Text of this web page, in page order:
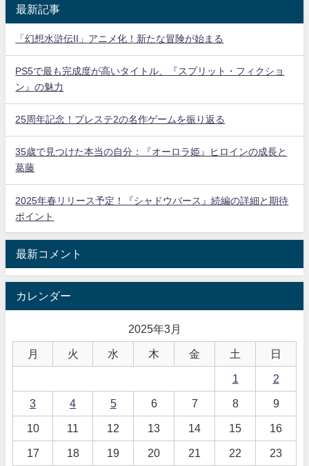
最新記事
「幻想水滸伝II」アニメ化！新たな冒険が始まる
PS5で最も完成度が高いタイトル、『スプリット・フィクショ
ン』の魅力
25周年記念！プレステ2の名作ゲームを振り返る
35歳で見つけた本当の自分：『オーロラ姫』ヒロインの成長と
葛藤
2025年春リリース予定！『シャドウバース』続編の詳細と期待
ポイント
最新コメント
カレンダー
2025年3月
月 火 水 木 金 土 日
1 2
3 4 5 6 7 8 9
10 11 12 13 14 15 16
17 18 19 20 21 22 23